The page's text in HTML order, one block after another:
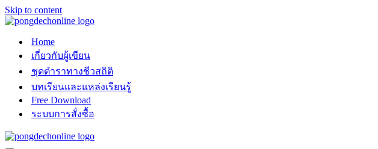
Skip to content
Home
เกี่ยวกับผู้เขียน
ชุดตำราทางชีวสถิติ
บทเรียนและแหล่งเรียนรู้
Free Download
ระบบการสั่งซื้อ